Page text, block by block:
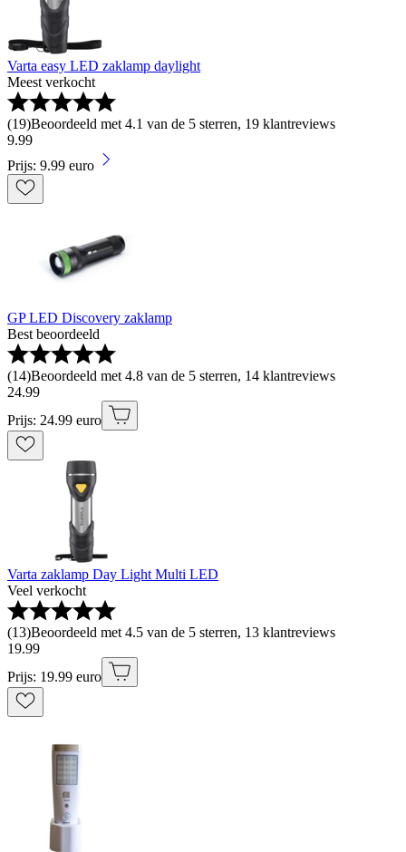
Varta easy LED zaklamp daylight
Meest verkocht
(19)Beoordeeld met 4.1 van de 5 sterren, 19 klantreviews
9.99
Prijs: 9.99 euro
GP LED Discovery zaklamp
Best beoordeeld
(14)Beoordeeld met 4.8 van de 5 sterren, 14 klantreviews
24.99
Prijs: 24.99 euro
Varta zaklamp Day Light Multi LED
Veel verkocht
(13)Beoordeeld met 4.5 van de 5 sterren, 13 klantreviews
19.99
Prijs: 19.99 euro